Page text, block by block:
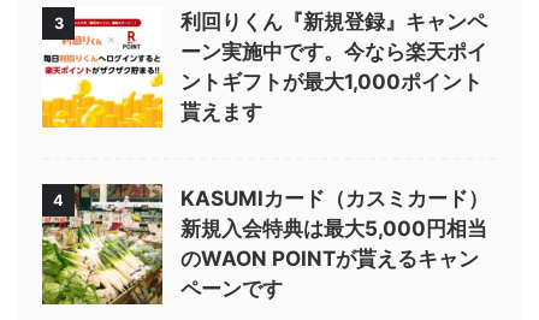
3
利回りくん『新規登録』キャンペ
ーン実施中です。今なら楽天ポイ
ントギフトが最大1,000ポイント
貰えます
4
KASUMIカード（カスミカード）
新規入会特典は最大5,000円相当
のWAON POINTが貰えるキャン
ペーンです